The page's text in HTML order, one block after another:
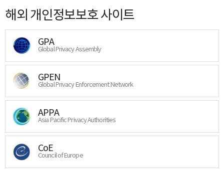
해외 개인정보보호 사이트
GPA
Global Privacy Assembly
GPEN
Global Privacy Enforcement Network
APPA
Asia Pacific Privacy Authorities
CoE
Council of Europe